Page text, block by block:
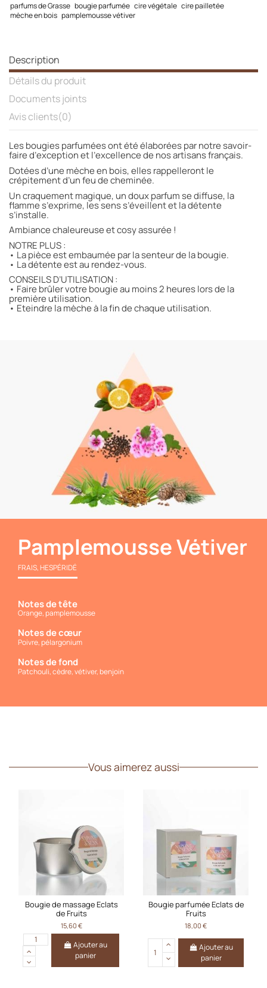
parfums de Grasse bougie parfumée cire végétale cire pailletée
mèche en bois pamplemousse vétiver
Description
Détails du produit
Documents joints
Avis clients(0)
Les bougies parfumées ont été élaborées par notre savoir-
faire d’exception et l’excellence de nos artisans français.
Dotées d’une mèche en bois, elles rappelleront le
crépitement d’un feu de cheminée.
Un craquement magique, un doux parfum se diffuse, la
flamme s’exprime, les sens s’éveillent et la détente
s’installe.
Ambiance chaleureuse et cosy assurée !
NOTRE PLUS :
• La pièce est embaumée par la senteur de la bougie.
• La détente est au rendez-vous.
CONSEILS D’UTILISATION :
• Faire brûler votre bougie au moins 2 heures lors de la
première utilisation.
• Eteindre la mèche à la fin de chaque utilisation.
Pamplemousse Vétiver
FRAIS, HESPÉRIDÉ
Notes de tête
Orange, pamplemousse
Notes de cœur
Poivre, pélargonium
Notes de fond
Patchouli, cèdre, vétiver, benjoin
Vous aimerez aussi
Bougie de massage Eclats
de Fruits
15,60 €
Ajouter au
panier
Bougie parfumée Eclats de
Fruits
18,00 €
Ajouter au
panier